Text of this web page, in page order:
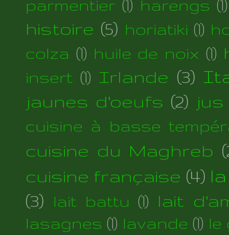
parmentier (1) harengs (1)
histoire (5) horiatiki (1)
colza (1) huile de noix (1)
insert (1) Irlande (3)
jaunes d'oeufs (2)
cuisine à basse
cuisine du Maghreb
cuisine française (4)
(3)
lait battu (1) lait
lasagnes (1) lavande (1) le